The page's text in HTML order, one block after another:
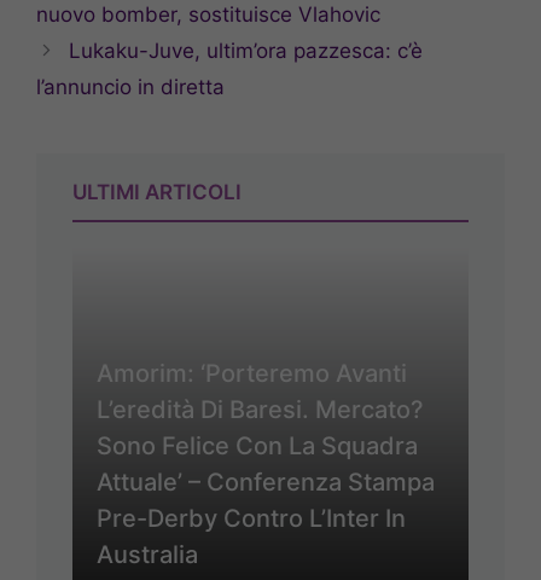
nuovo bomber, sostituisce Vlahovic
Lukaku-Juve, ultim’ora pazzesca: c’è
l’annuncio in diretta
ULTIMI ARTICOLI
Amorim: ‘Porteremo Avanti
L’eredità Di Baresi. Mercato?
Sono Felice Con La Squadra
Attuale’ – Conferenza Stampa
Pre-Derby Contro L’Inter In
Australia